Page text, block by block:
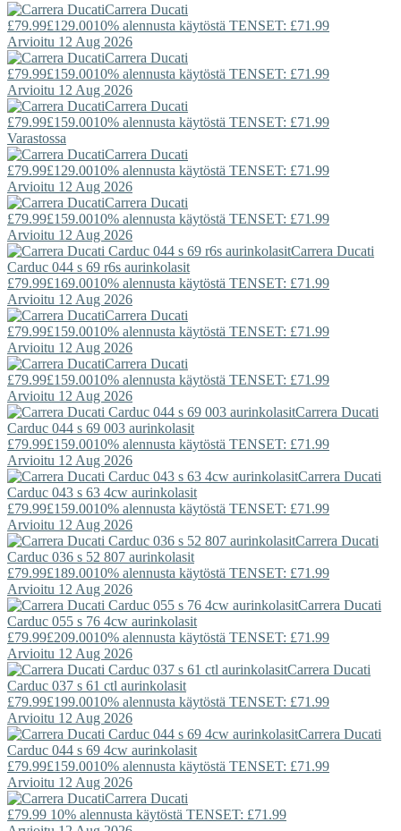
Carrera Ducati
£79.99£129.0010% alennusta käytöstä TENSET: £71.99
Arvioitu 12 Aug 2026
Carrera Ducati
£79.99£159.0010% alennusta käytöstä TENSET: £71.99
Arvioitu 12 Aug 2026
Carrera Ducati
£79.99£159.0010% alennusta käytöstä TENSET: £71.99
Varastossa
Carrera Ducati
£79.99£129.0010% alennusta käytöstä TENSET: £71.99
Arvioitu 12 Aug 2026
Carrera Ducati
£79.99£159.0010% alennusta käytöstä TENSET: £71.99
Arvioitu 12 Aug 2026
Carrera Ducati
Carduc 044 s 69 r6s aurinkolasit
£79.99£169.0010% alennusta käytöstä TENSET: £71.99
Arvioitu 12 Aug 2026
Carrera Ducati
£79.99£159.0010% alennusta käytöstä TENSET: £71.99
Arvioitu 12 Aug 2026
Carrera Ducati
£79.99£159.0010% alennusta käytöstä TENSET: £71.99
Arvioitu 12 Aug 2026
Carrera Ducati
Carduc 044 s 69 003 aurinkolasit
£79.99£159.0010% alennusta käytöstä TENSET: £71.99
Arvioitu 12 Aug 2026
Carrera Ducati
Carduc 043 s 63 4cw aurinkolasit
£79.99£159.0010% alennusta käytöstä TENSET: £71.99
Arvioitu 12 Aug 2026
Carrera Ducati
Carduc 036 s 52 807 aurinkolasit
£79.99£189.0010% alennusta käytöstä TENSET: £71.99
Arvioitu 12 Aug 2026
Carrera Ducati
Carduc 055 s 76 4cw aurinkolasit
£79.99£209.0010% alennusta käytöstä TENSET: £71.99
Arvioitu 12 Aug 2026
Carrera Ducati
Carduc 037 s 61 ctl aurinkolasit
£79.99£199.0010% alennusta käytöstä TENSET: £71.99
Arvioitu 12 Aug 2026
Carrera Ducati
Carduc 044 s 69 4cw aurinkolasit
£79.99£159.0010% alennusta käytöstä TENSET: £71.99
Arvioitu 12 Aug 2026
Carrera Ducati
£79.99 10% alennusta käytöstä TENSET: £71.99